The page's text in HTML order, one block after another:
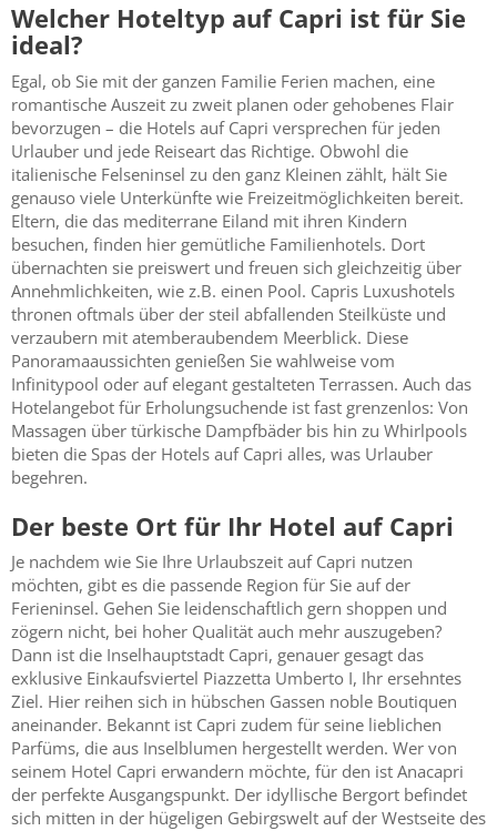
Welcher Hoteltyp auf Capri ist für Sie
ideal?
Egal, ob Sie mit der ganzen Familie Ferien machen, eine
romantische Auszeit zu zweit planen oder gehobenes Flair
bevorzugen – die Hotels auf Capri versprechen für jeden
Urlauber und jede Reiseart das Richtige. Obwohl die
italienische Felseninsel zu den ganz Kleinen zählt, hält Sie
genauso viele Unterkünfte wie Freizeitmöglichkeiten bereit.
Eltern, die das mediterrane Eiland mit ihren Kindern
besuchen, finden hier gemütliche Familienhotels. Dort
übernachten sie preiswert und freuen sich gleichzeitig über
Annehmlichkeiten, wie z.B. einen Pool. Capris Luxushotels
thronen oftmals über der steil abfallenden Steilküste und
verzaubern mit atemberaubendem Meerblick. Diese
Panoramaaussichten genießen Sie wahlweise vom
Infinitypool oder auf elegant gestalteten Terrassen. Auch das
Hotelangebot für Erholungsuchende ist fast grenzenlos: Von
Massagen über türkische Dampfbäder bis hin zu Whirlpools
bieten die Spas der Hotels auf Capri alles, was Urlauber
begehren.
Der beste Ort für Ihr Hotel auf Capri
Je nachdem wie Sie Ihre Urlaubszeit auf Capri nutzen
möchten, gibt es die passende Region für Sie auf der
Ferieninsel. Gehen Sie leidenschaftlich gern shoppen und
zögern nicht, bei hoher Qualität auch mehr auszugeben?
Dann ist die Inselhauptstadt Capri, genauer gesagt das
exklusive Einkaufsviertel Piazzetta Umberto I, Ihr ersehntes
Ziel. Hier reihen sich in hübschen Gassen noble Boutiquen
aneinander. Bekannt ist Capri zudem für seine lieblichen
Parfüms, die aus Inselblumen hergestellt werden. Wer von
seinem Hotel Capri erwandern möchte, für den ist Anacapri
der perfekte Ausgangspunkt. Der idyllische Bergort befindet
sich mitten in der hügeligen Gebirgswelt auf der Westseite des